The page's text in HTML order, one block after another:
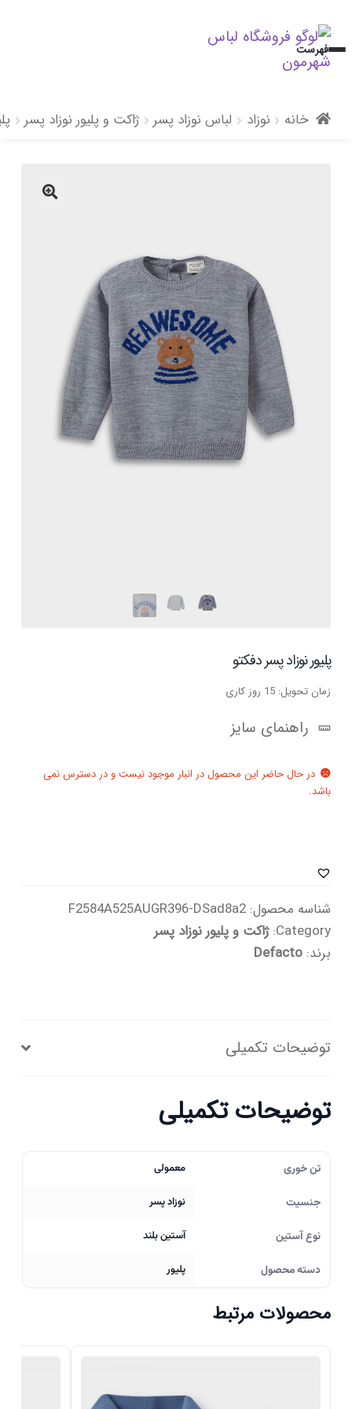
پرش
به
پرش
به
فهرست
خانه نوزاد لباس نوزاد پسر ژاکت و پلیور نوزاد پسر
پلیور نوزاد پسر دفکتو
زمان تحویل: 15 روز کاری
راهنمای سایز
در حال حاضر این محصول در انبار موجود نیست و در دسترس نمی
باشد.
شناسه محصول:F2584A525AUGR396-DSad8a2
Category: ژاکت و پلیور نوزاد پسر
برند:Defacto
توضیحات تکمیلی
توضیحات تکمیلی
تن خوری معمولی
جنسیت نوزاد پسر
نوع آستین آستین بلند
دسته محصول پلیور
محصولات مرتبط